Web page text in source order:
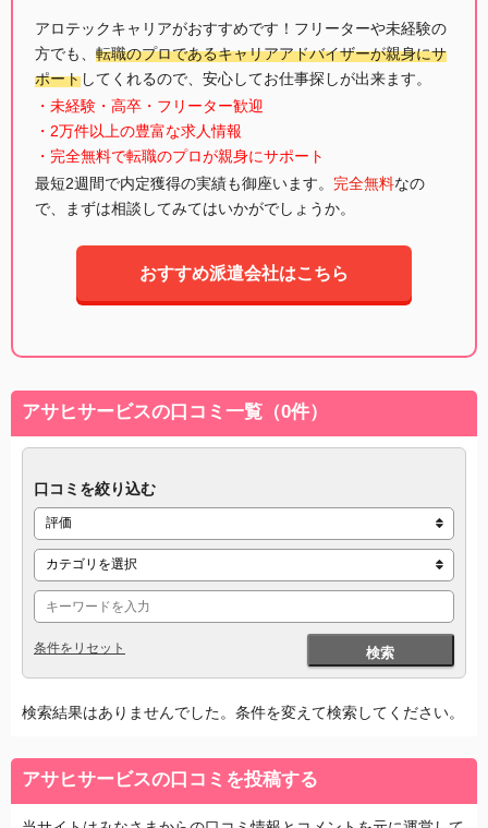
アロテックキャリアがおすすめです！フリーターや未経験の
方でも、 転職のプロであるキャリアアドバイザーが親身にサ
ポートしてくれるので、安心してお仕事探しが出来ます。
・未経験・高卒・フリーター歓迎
・2万件以上の豊富な求人情報
・完全無料で転職のプロが親身にサポート
最短2週間で内定獲得の実績も御座います。 完全無料なの
で、まずは相談してみてはいかがでしょうか。
おすすめ派遣会社はこちら
アサヒサービスの口コミ一覧（0件）
口コミを絞り込む
検索
条件をリセット
検索結果はありませんでした。条件を変えて検索してください。
アサヒサービスの口コミを投稿する